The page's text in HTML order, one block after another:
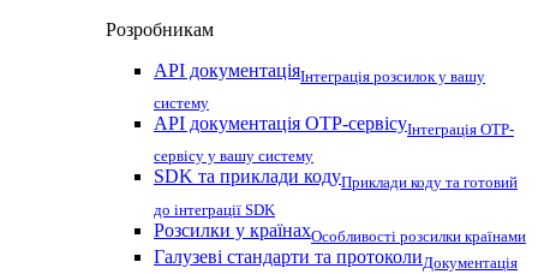
Розробникам
API документаціяІнтеграція розсилок у вашу
систему
API документація OTP-сервісуІнтеграція OTP-
сервісу у вашу систему
SDK та приклади кодуПриклади коду та готовий
до інтеграції SDK
Розсилки у країнахОсобливості розсилки країнами
Галузеві стандарти та протоколиДокументація